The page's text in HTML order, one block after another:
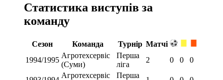
Статистика виступів за
команду
Сезон Команда Турнір Матчі
1994/1995
Агротехсервіс
(Суми)
Перша
ліга
2 0 0 0
Агротехсервіс
Перша